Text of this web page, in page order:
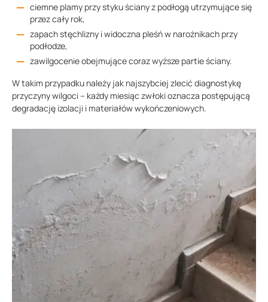
ciemne plamy przy styku ściany z podłogą utrzymujące się
przez cały rok,
zapach stęchlizny i widoczna pleśń w narożnikach przy
podłodze,
zawilgocenie obejmujące coraz wyższe partie ściany.
W takim przypadku należy jak najszybciej zlecić diagnostykę
przyczyny wilgoci – każdy miesiąc zwłoki oznacza postępującą
degradację izolacji i materiałów wykończeniowych.